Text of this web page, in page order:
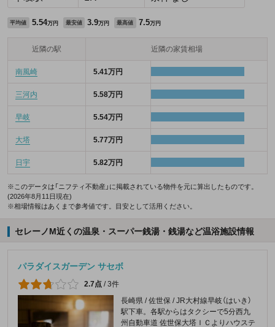
平均値 5.54万円 最安値 3.9万円 最高値 7.5万円
近隣の駅 近隣の家賃相場
南風崎 5.41万円
三河内 5.58万円
早岐 5.54万円
大塔 5.77万円
日宇 5.82万円
※このデータは「ニフティ不動産」に掲載されている物件を元に算出したものです。
(2026年8月11日現在)
※相場情報はあくまで参考値です。目安として活用ください。
セレーノM近くの温泉・スーパー銭湯・銭湯など温浴施設情報
パラダイスガーデン サセボ
2.7点 /3件
長崎県 / 佐世保 / JR大村線早岐（はいき）
駅下車。各駅からはタクシーで5分西九
州自動車道 佐世保大塔ＩＣよりハウステ